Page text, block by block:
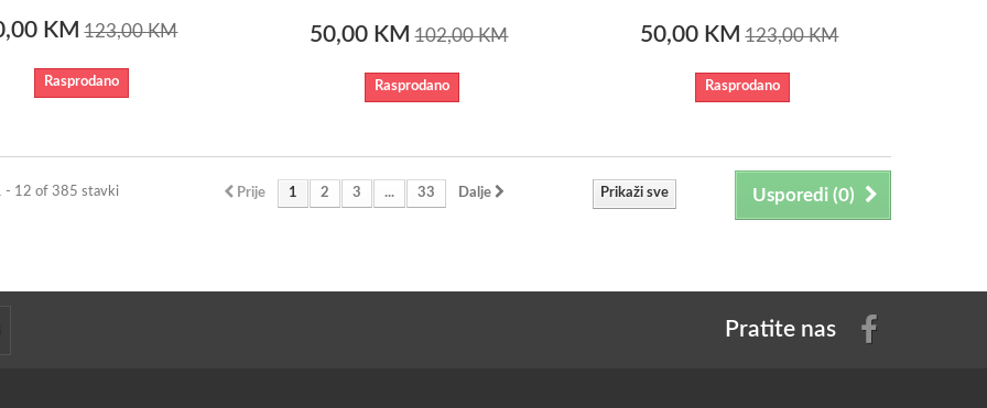
KM 123,00 KM
Rasprodano
50,00 KM 102,00 KM
Rasprodano
50,00 KM 123,00 KM
Rasprodano
Usporedi (0)
Prikaži sve
Prije 1 2 3 ... 33 Dalje
- 12 of 385 stavki
Pratite nas